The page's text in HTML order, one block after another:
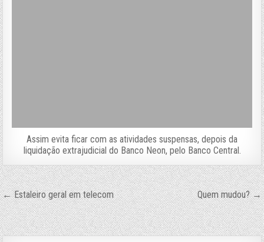
Assim evita ficar com as atividades suspensas, depois da
liquidação extrajudicial do Banco Neon, pelo Banco Central.
Navegação
de
← Estaleiro geral em telecom Quem mudou? →